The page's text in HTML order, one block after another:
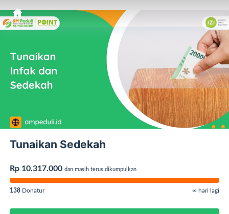
Tunaikan Sedekah
Rp 10.317.000 dan masih terus dikumpulkan
138 Donatur ∞ hari lagi